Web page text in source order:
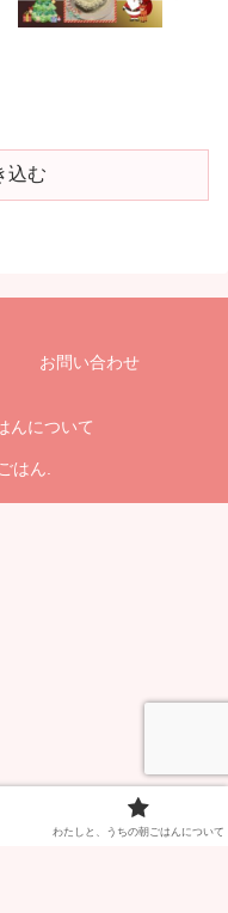
込む
お問い合わせ
んについて
はん.
わたしと、うちの朝ごはんについて